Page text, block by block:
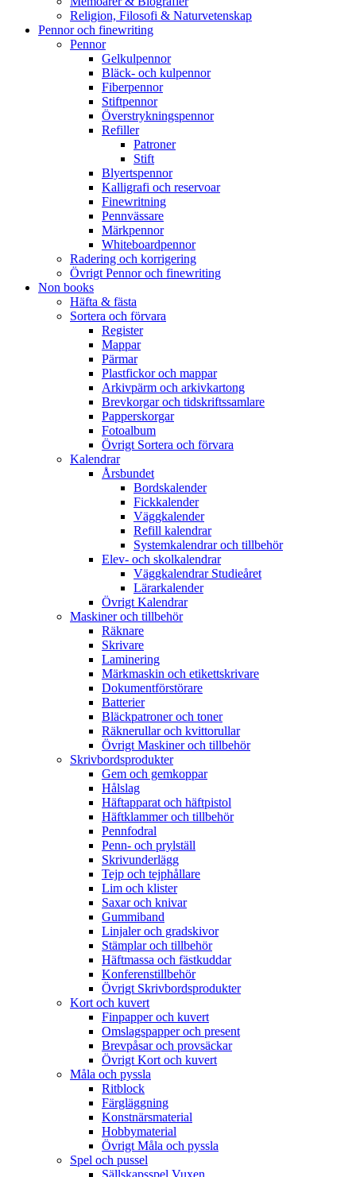
Religion, Filosofi & Naturvetenskap
Pennor och finewriting
Pennor
Gelkulpennor
Bläck- och kulpennor
Fiberpennor
Stiftpennor
Överstrykningspennor
Refiller
Patroner
Stift
Blyertspennor
Kalligrafi och reservoar
Finewritning
Pennvässare
Märkpennor
Whiteboardpennor
Radering och korrigering
Övrigt Pennor och finewriting
Non books
Häfta & fästa
Sortera och förvara
Register
Mappar
Pärmar
Plastfickor och mappar
Arkivpärm och arkivkartong
Brevkorgar och tidskriftssamlare
Papperskorgar
Fotoalbum
Övrigt Sortera och förvara
Kalendrar
Årsbundet
Bordskalender
Fickkalender
Väggkalender
Refill kalendrar
Systemkalendrar och tillbehör
Elev- och skolkalendrar
Väggkalendrar Studieåret
Lärarkalender
Övrigt Kalendrar
Maskiner och tillbehör
Räknare
Skrivare
Laminering
Märkmaskin och etikettskrivare
Dokumentförstörare
Batterier
Bläckpatroner och toner
Räknerullar och kvittorullar
Övrigt Maskiner och tillbehör
Skrivbordsprodukter
Gem och gemkoppar
Hålslag
Häftapparat och häftpistol
Häftklammer och tillbehör
Pennfodral
Penn- och prylställ
Skrivunderlägg
Tejp och tejphållare
Lim och klister
Saxar och knivar
Gummiband
Linjaler och gradskivor
Stämplar och tillbehör
Häftmassa och fästkuddar
Konferenstillbehör
Övrigt Skrivbordsprodukter
Kort och kuvert
Finpapper och kuvert
Omslagspapper och present
Brevpåsar och provsäckar
Övrigt Kort och kuvert
Måla och pyssla
Ritblock
Färgläggning
Konstnärsmaterial
Hobbymaterial
Övrigt Måla och pyssla
Spel och pussel
Sällskapsspel Vuxen